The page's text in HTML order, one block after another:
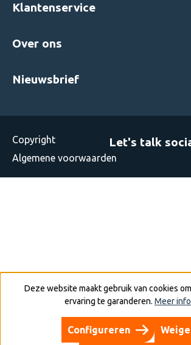
Klantenservice
Over ons
Nieuwsbrief
Copyright Let's talk
Algemene voorwaarden
Deze website maakt gebruik van cookies
ervaring te garanderen. Meer
Configureren